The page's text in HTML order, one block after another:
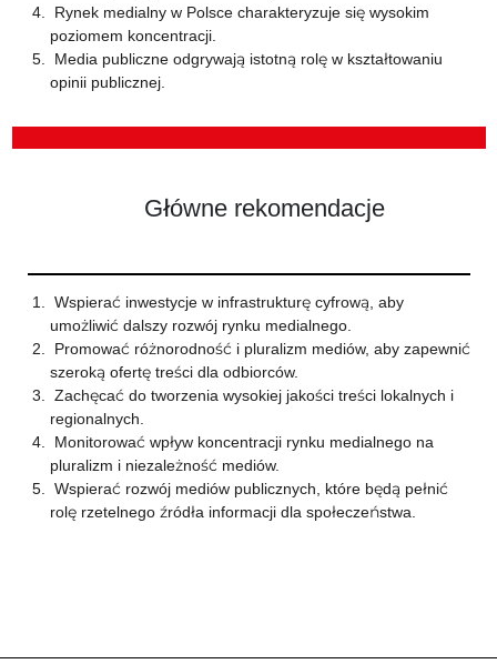
Rynek medialny w Polsce charakteryzuje się wysokim
poziomem koncentracji.
Media publiczne odgrywają istotną rolę w kształtowaniu
opinii publicznej.
Główne rekomendacje
Wspierać inwestycje w infrastrukturę cyfrową, aby
umożliwić dalszy rozwój rynku medialnego.
Promować różnorodność i pluralizm mediów, aby zapewnić
szeroką ofertę treści dla odbiorców.
Zachęcać do tworzenia wysokiej jakości treści lokalnych i
regionalnych.
Monitorować wpływ koncentracji rynku medialnego na
pluralizm i niezależność mediów.
Wspierać rozwój mediów publicznych, które będą pełnić
rolę rzetelnego źródła informacji dla społeczeństwa.